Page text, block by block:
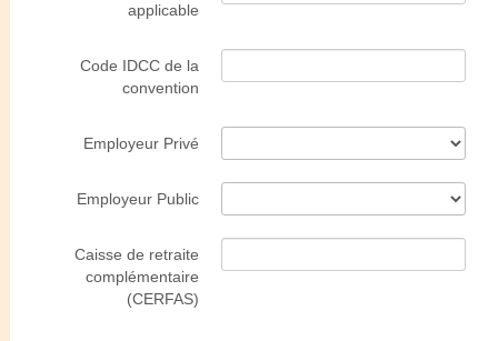
applicable
Code IDCC de la
convention
Employeur Privé
Employeur Public
Caisse de retraite
complémentaire
(CERFAS)